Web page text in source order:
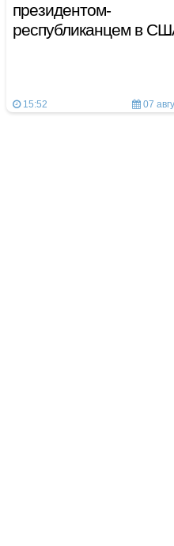
президентом-
республиканцем в
15:52 07